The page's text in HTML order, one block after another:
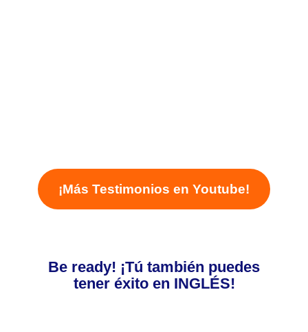
¡Más Testimonios en Youtube!
Be ready! ¡Tú también puedes
tener éxito en INGLÉS!